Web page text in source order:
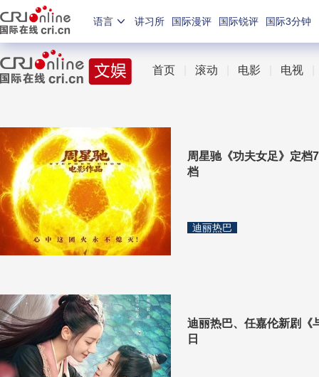
语言 讲习所 国际漫评 国际锐评 国际3分钟
首页 滚动 电影 电视
周星驰《功夫女足》定档
档
迪丽热巴
迪丽热巴、任嘉伦新剧《
日